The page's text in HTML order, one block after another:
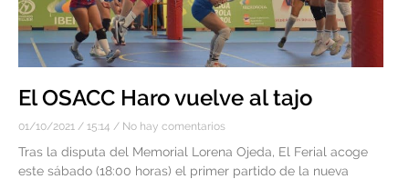
El OSACC Haro vuelve al tajo
01/10/2021 15:14 No hay comentarios
Tras la disputa del Memorial Lorena Ojeda, El Ferial acoge
este sábado (18:00 horas) el primer partido de la nueva